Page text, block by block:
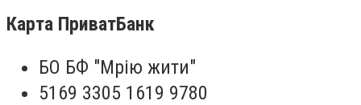
Карта ПриватБанк
БО БФ "Мрію жити"
5169 3305 1619 9780